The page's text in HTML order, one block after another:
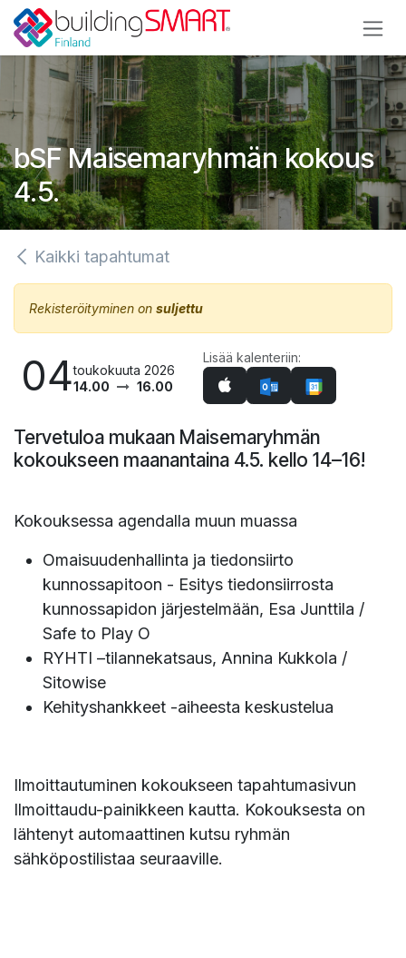
Siirry sisältöön
bSF Maisemaryhmän kokous
4.5.
Kaikki tapahtumat
Rekisteröityminen on suljettu
04toukokuuta 2026
14.00
16.00
Lisää kalenteriin:
Tervetuloa mukaan Maisemaryhmän
kokoukseen maanantaina 4.5. kello 14–16!
Kokouksessa agendalla muun muassa
Omaisuudenhallinta ja tiedonsiirto
kunnossapitoon - Esitys tiedonsiirrosta
kunnossapidon järjestelmään, Esa Junttila /
Safe to Play O
RYHTI –tilannekatsaus, Annina Kukkola /
Sitowise
Kehityshankkeet -aiheesta keskustelua
Ilmoittautuminen kokoukseen tapahtumasivun
Ilmoittaudu-painikkeen kautta. Kokouksesta on
lähtenyt automaattinen kutsu ryhmän
sähköpostilistaa seuraaville.